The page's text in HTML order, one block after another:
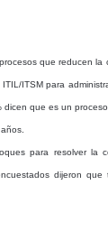
que reducen
ITSM para
que es un
para resolver la
dijeron que